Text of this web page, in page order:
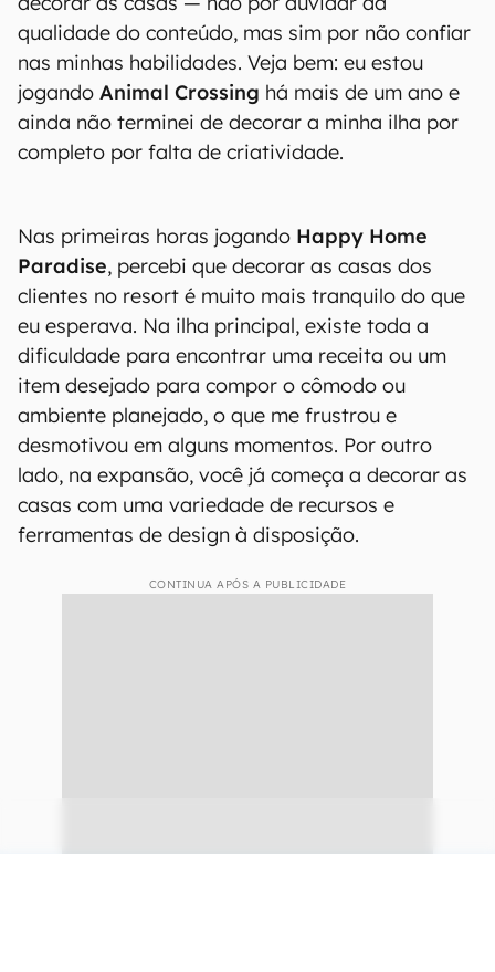
qualidade do conteúdo, mas sim por não confiar
nas minhas habilidades. Veja bem: eu estou
jogando Animal Crossing há mais de um ano e
ainda não terminei de decorar a minha ilha por
completo por falta de criatividade.
Nas primeiras horas jogando Happy Home
Paradise, percebi que decorar as casas dos
clientes no resort é muito mais tranquilo do que
eu esperava. Na ilha principal, existe toda a
dificuldade para encontrar uma receita ou um
item desejado para compor o cômodo ou
ambiente planejado, o que me frustrou e
desmotivou em alguns momentos. Por outro
lado, na expansão, você já começa a decorar as
casas com uma variedade de recursos e
ferramentas de design à disposição.
CONTINUA APÓS A PUBLICIDADE